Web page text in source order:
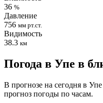
36 %
Давление
756 мм рт.ст.
Видимость
38.3 км
Погода в Упе в
В прогнозе на сегодня в
прогноз погоды по часам.